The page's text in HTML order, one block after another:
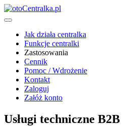
Jak działa centralka
Funkcje centralki
Zastosowania
Cennik
Pomoc / Wdrożenie
Kontakt
Zaloguj
Załóż konto
Usługi techniczne B2B